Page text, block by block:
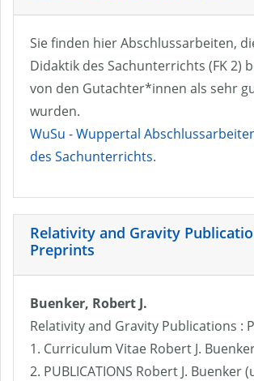
Sie finden hier Abschlussarbeiten,
Didaktik des Sachunterrichts (FK 2)
von den Gutachter*innen als sehr
wurden.
WuSu - Wuppertal
des Sachunterrichts.
Relativity and Gravity
Preprints
Buenker, Robert J.
Relativity and Gravity Publications :
1. Curriculum Vitae Robert J.
2. PUBLICATIONS Robert J. Buenker